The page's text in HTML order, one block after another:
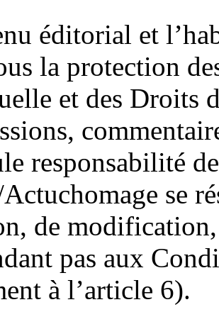
éditorial et
la protection
et des Droits
responsabilité
se
de
pas aux
à l’article 6).